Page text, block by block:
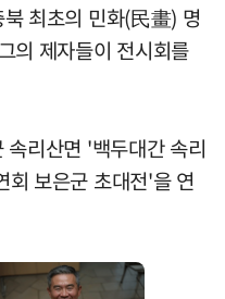
최초의 민화(民畫) 명
의 제자들이 전시회를
리산면 '백두대간 속리
보은군 초대전'을 연